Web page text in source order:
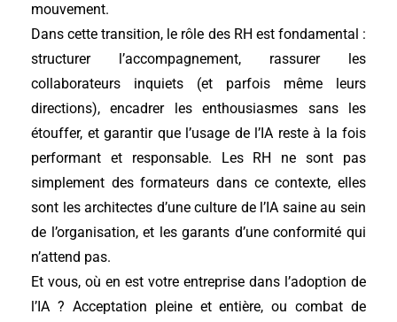
mouvement.
Dans cette transition, le rôle des RH est fondamental :
structurer l’accompagnement, rassurer les
collaborateurs inquiets (et parfois même leurs
directions), encadrer les enthousiasmes sans les
étouffer, et garantir que l’usage de l’IA reste à la fois
performant et responsable. Les RH ne sont pas
simplement des formateurs dans ce contexte, elles
sont les architectes d’une culture de l’IA saine au sein
de l’organisation, et les garants d’une conformité qui
n’attend pas.
Et vous, où en est votre entreprise dans l’adoption de
l’IA ? Acceptation pleine et entière, ou combat de